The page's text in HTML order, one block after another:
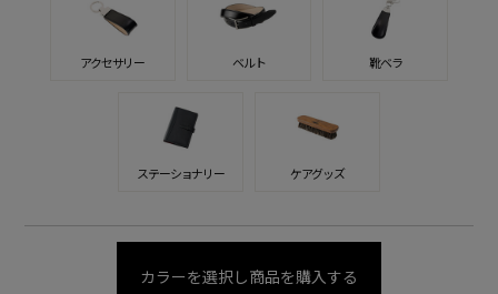
アクセサリー ベルト 靴ベラ
ステーショナリー ケアグッズ
カラーを選択し商品を購入する